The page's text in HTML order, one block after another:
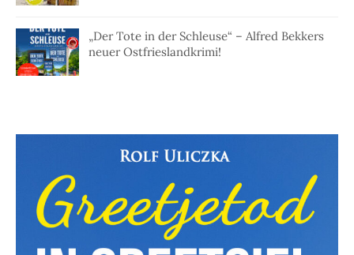
„Der Tote in der Schleuse“ – Alfred Bekkers
neuer Ostfrieslandkrimi!